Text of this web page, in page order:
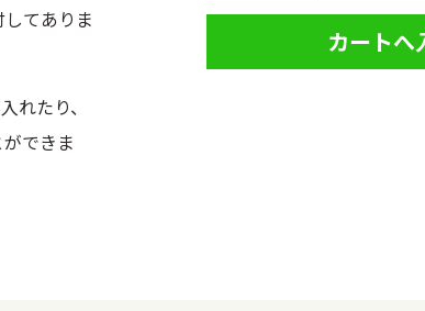
てありま
れたり、
できま